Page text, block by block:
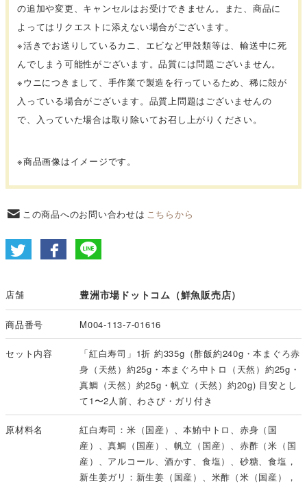
の追加や変更、キャンセルはお受けできません。また、商品に
よってはリクエストに添えない場合がございます。
※活きでお送りしているカニ、エビなど甲殻類等は、輸送中に死
んでしまう可能性がございます。品質には問題ございません。
※ウニにつきまして、手作業で製造を行っているため、稀に殻が
入っている場合がございます。品質上問題はございませんの
で、入っていた場合は取り除いてお召し上がりください。
※商品画像はイメージです。
この商品へのお問い合わせは こちらから
店舗 豊洲市場ドットコム（鮮魚販売店）
商品番号 M004-113-7-01616
セット内容
「紅白寿司」1折 約335g（酢飯約240g・本まぐろ赤
身（天然）約25g・本まぐろ中トロ（天然）約25g・
真鯛（天然）約25g・帆立（天然）約20g) 目安とし
て1〜2人前、わさび・ガリ付き
原材料名
紅白寿司：米（国産）、本鮪中トロ、赤身（国
産）、真鯛（国産）、帆立（国産）、赤酢（米（国
産）、アルコール、酒かす、食塩）、砂糖、食塩，
新生姜ガリ：新生姜（国産）、米酢（米（国産），